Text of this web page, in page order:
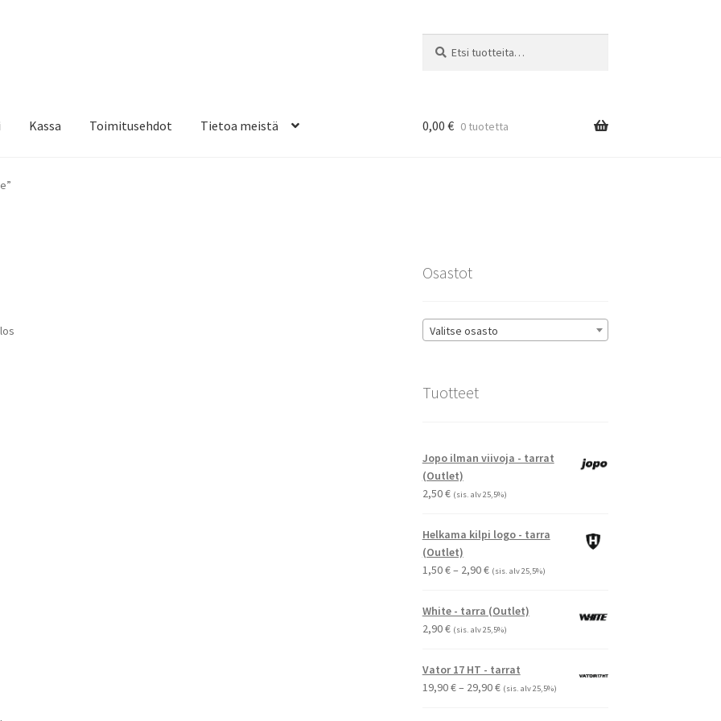
Kassa Toimitusehdot Tietoa meistä
& teippausten poisto
0,00 € 0 tuotetta
Osastot
Valitse osasto
Tuotteet
Jopo ilman viivoja - tarrat
(Outlet)
2,50€ (sis. alv 25,5%)
Helkama kilpi logo - tarra
(Outlet)
1,50€– 2,90€Hintaluokka:
-
(sis. alv 25,5%)
White - tarra (Outlet)
2,90€ (sis. alv 25,5%)
Vator 17 HT - tarrat
19,90€– 29,90€Hintaluokka:
(sis. alv 25,5%)